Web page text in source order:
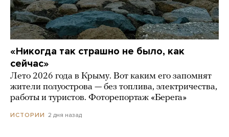
«Никогда так страшно не было, как
сейчас»
Лето 2026 года в Крыму. Вот каким его запомнят
жители полуострова — без топлива, электричества,
работы и туристов. Фоторепортаж «Берега»
ИСТОРИИ 2 дня назад